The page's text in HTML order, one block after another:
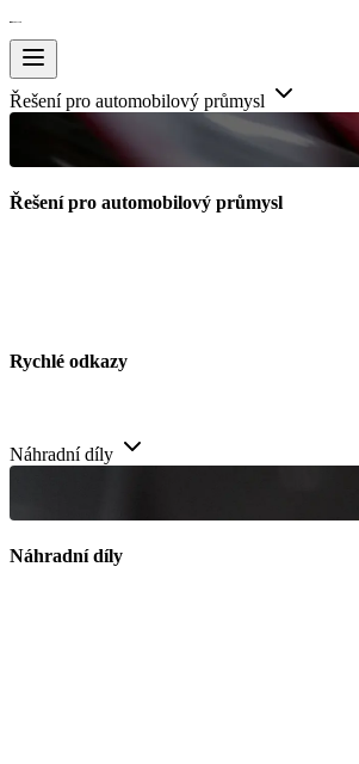
Řešení pro automobilový průmysl
Řešení pro automobilový průmysl
Rychlé odkazy
Náhradní díly
Náhradní díly